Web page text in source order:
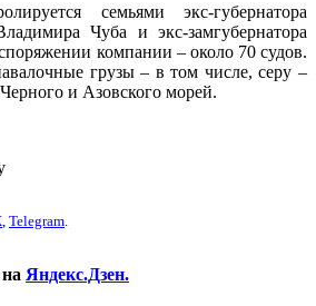
семьями экс-губернатора
Чуба и экс-замгубернатора
компании – около 70 судов.
грузы – в том числе, серу –
и Азовского морей.
, Telegram.
Яндекс.Дзен.